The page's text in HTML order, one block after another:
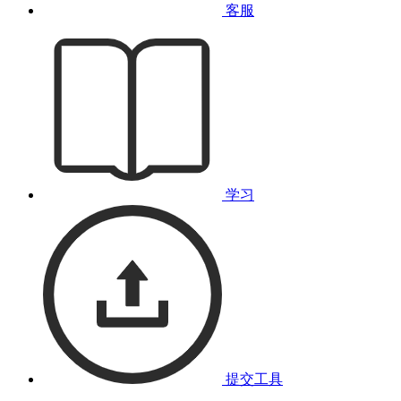
客服
学习
提交工具